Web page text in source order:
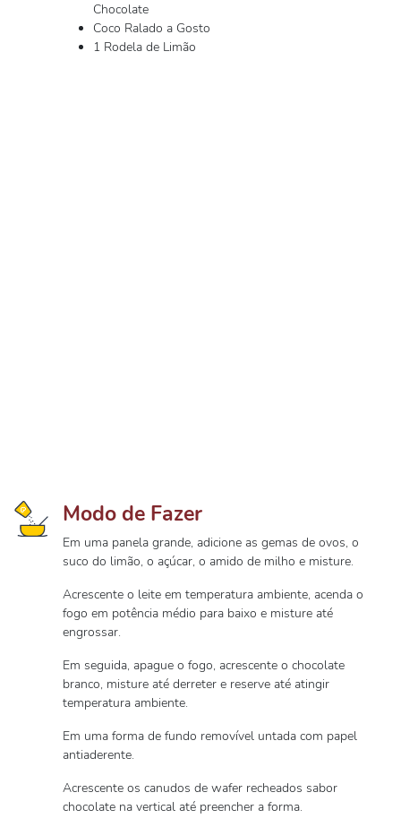
Chocolate
Coco Ralado a Gosto
1 Rodela de Limão
Modo de Fazer
Em uma panela grande, adicione as gemas de ovos, o
suco do limão, o açúcar, o amido de milho e misture.
Acrescente o leite em temperatura ambiente, acenda o
fogo em potência médio para baixo e misture até
engrossar.
Em seguida, apague o fogo, acrescente o chocolate
branco, misture até derreter e reserve até atingir
temperatura ambiente.
Em uma forma de fundo removível untada com papel
antiaderente.
Acrescente os canudos de wafer recheados sabor
chocolate na vertical até preencher a forma.